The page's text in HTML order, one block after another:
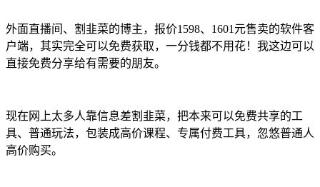
外面直播间、割韭菜的博主，报价1598、1601元售卖的软件客
户端，其实完全可以免费获取，一分钱都不用花！我这边可以
直接免费分享给有需要的朋友。
现在网上太多人靠信息差割韭菜，把本来可以免费共享的工
具、普通玩法，包装成高价课程、专属付费工具，忽悠普通人
高价购买。